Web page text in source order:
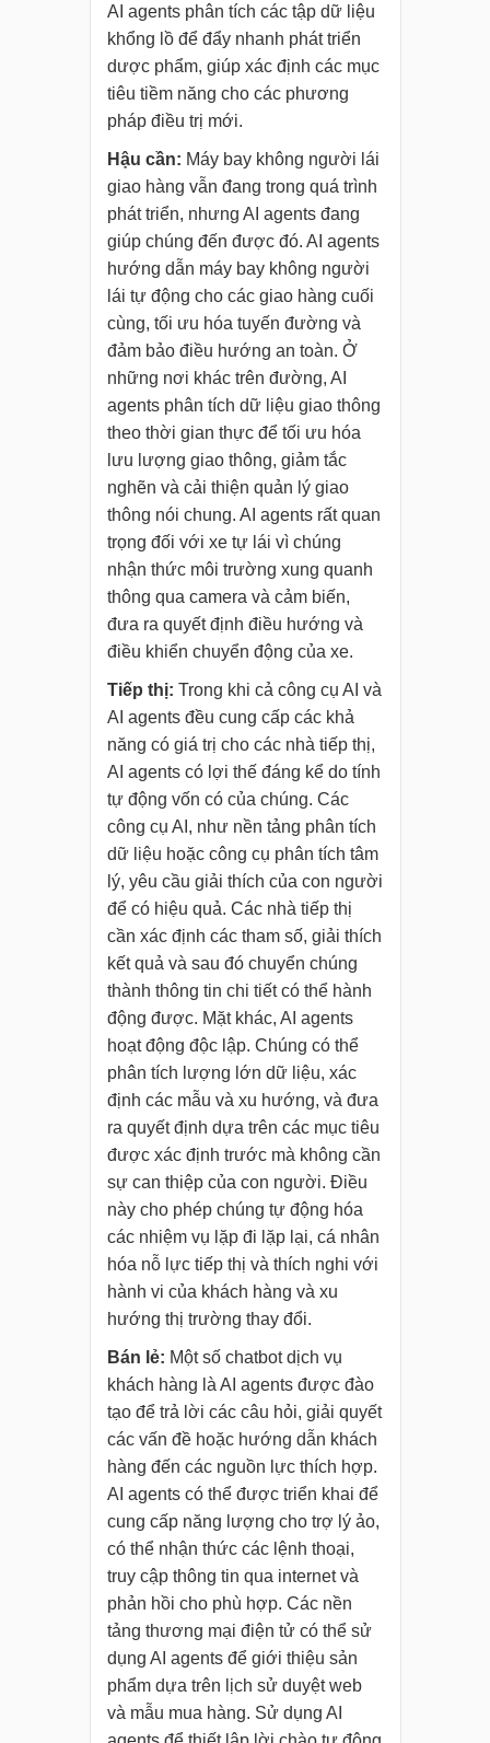
AI agents phân tích các tập dữ liệu
khổng lồ để đẩy nhanh phát triển
dược phẩm, giúp xác định các mục
tiêu tiềm năng cho các phương
pháp điều trị mới.
Hậu cần: Máy bay không người lái
giao hàng vẫn đang trong quá trình
phát triển, nhưng AI agents đang
giúp chúng đến được đó. AI agents
hướng dẫn máy bay không người
lái tự động cho các giao hàng cuối
cùng, tối ưu hóa tuyến đường và
đảm bảo điều hướng an toàn. Ở
những nơi khác trên đường, AI
agents phân tích dữ liệu giao thông
theo thời gian thực để tối ưu hóa
lưu lượng giao thông, giảm tắc
nghẽn và cải thiện quản lý giao
thông nói chung. AI agents rất quan
trọng đối với xe tự lái vì chúng
nhận thức môi trường xung quanh
thông qua camera và cảm biến,
đưa ra quyết định điều hướng và
điều khiển chuyển động của xe.
Tiếp thị: Trong khi cả công cụ AI và
AI agents đều cung cấp các khả
năng có giá trị cho các nhà tiếp thị,
AI agents có lợi thế đáng kể do tính
tự động vốn có của chúng. Các
công cụ AI, như nền tảng phân tích
dữ liệu hoặc công cụ phân tích tâm
lý, yêu cầu giải thích của con người
để có hiệu quả. Các nhà tiếp thị
cần xác định các tham số, giải thích
kết quả và sau đó chuyển chúng
thành thông tin chi tiết có thể hành
động được. Mặt khác, AI agents
hoạt động độc lập. Chúng có thể
phân tích lượng lớn dữ liệu, xác
định các mẫu và xu hướng, và đưa
ra quyết định dựa trên các mục tiêu
được xác định trước mà không cần
sự can thiệp của con người. Điều
này cho phép chúng tự động hóa
các nhiệm vụ lặp đi lặp lại, cá nhân
hóa nỗ lực tiếp thị và thích nghi với
hành vi của khách hàng và xu
hướng thị trường thay đổi.
Bán lẻ: Một số chatbot dịch vụ
khách hàng là AI agents được đào
tạo để trả lời các câu hỏi, giải quyết
các vấn đề hoặc hướng dẫn khách
hàng đến các nguồn lực thích hợp.
AI agents có thể được triển khai để
cung cấp năng lượng cho trợ lý ảo,
có thể nhận thức các lệnh thoại,
truy cập thông tin qua internet và
phản hồi cho phù hợp. Các nền
tảng thương mại điện tử có thể sử
dụng AI agents để giới thiệu sản
phẩm dựa trên lịch sử duyệt web
và mẫu mua hàng. Sử dụng AI